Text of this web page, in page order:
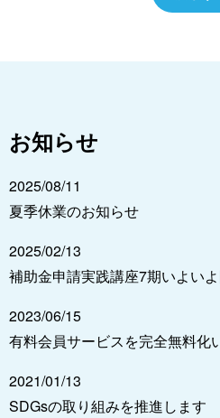
お知らせ
2025/08/11
夏季休業のお知らせ
2025/02/13
補助金申請実践講座7期いよいよ
2023/06/15
有料会員サービスを完全無料化
2021/01/13
SDGsの取り組みを推進します